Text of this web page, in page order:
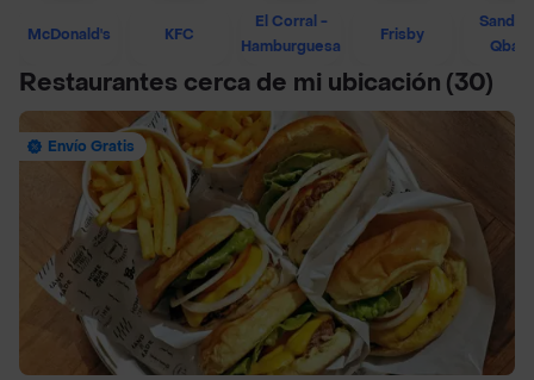
McDonald's KFC
El Corral -
Hamburguesa
Frisby
Restaurantes cerca de mi ubicación (30)
Envío Gratis